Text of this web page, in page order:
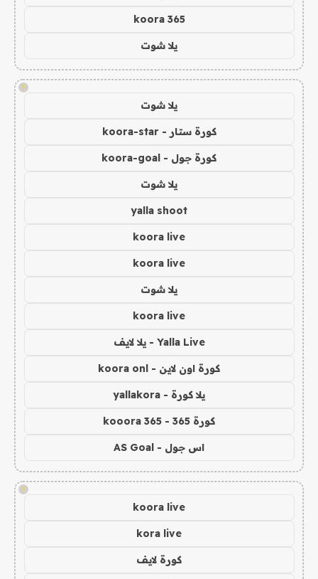
koora 365
يلا شوت
!
يلا شوت
كورة ستار - koora-star
كورة جول - koora-goal
يلا شوت
yalla shoot
koora live
koora live
يلا شوت
koora live
Yalla Live - يلا لايف
كورة اون لاين - koora onl
يلا كورة - yallakora
كورة 365 - kooora 365
اس جول - AS Goal
!
koora live
kora live
كورة لايف